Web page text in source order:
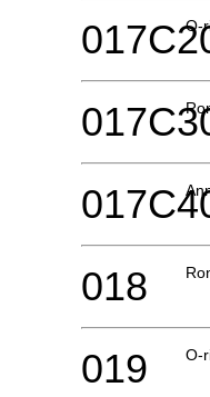
O-
018
O-
019